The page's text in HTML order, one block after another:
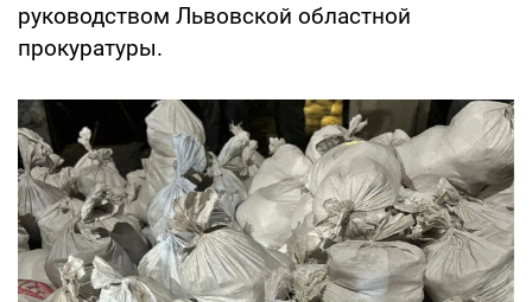
руководством Львовской областной
прокуратуры.